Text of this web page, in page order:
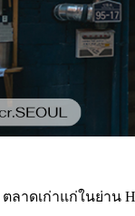
ตลาดเก่าแก่ในย่าน